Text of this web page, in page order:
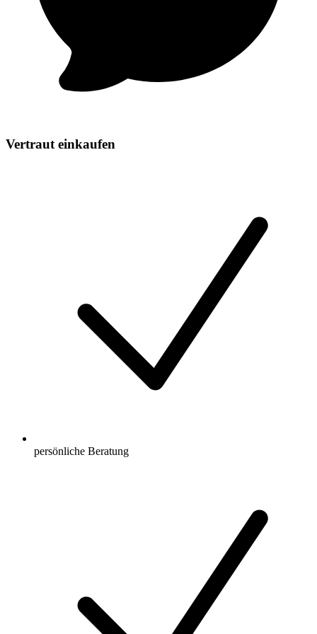
Vertraut einkaufen
persönliche Beratung